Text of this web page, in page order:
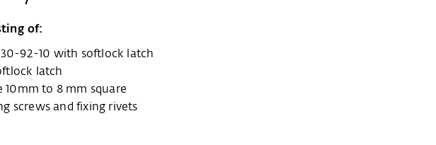
of:
30-92-10 with softlock latch
latch
10mm to 8 mm square
screws and fixing rivets